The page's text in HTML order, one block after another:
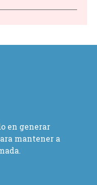
en generar
mantener a